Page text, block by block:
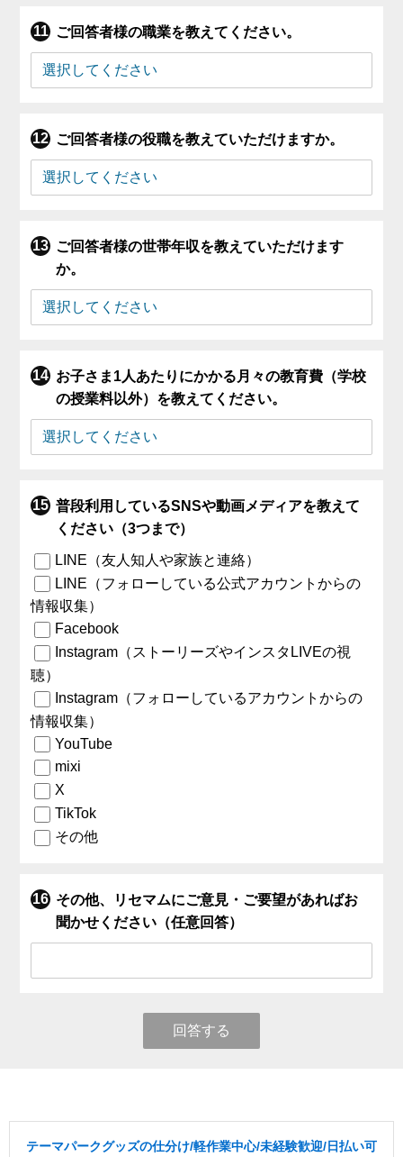
ご回答者様の職業を教えてください。
ご回答者様の役職を教えていただけますか。
ご回答者様の世帯年収を教えていただけます
か。
お子さま1人あたりにかかる月々の教育費（学校
の授業料以外）を教えてください。
普段利用しているSNSや動画メディアを教えて
ください（3つまで）
LINE（友人知人や家族と連絡）
LINE（フォローしている公式アカウントからの
情報収集）
Facebook
Instagram（ストーリーズやインスタLIVEの視
聴）
Instagram（フォローしているアカウントからの
情報収集）
YouTube
mixi
X
TikTok
その他
その他、リセマムにご意見・ご要望があればお
聞かせください（任意回答）
回答する
テーマパークグッズの仕分け/軽作業中心/未経験歓迎/日払い可